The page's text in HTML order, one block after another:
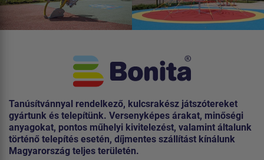
Tanúsítvánnyal rendelkező, kulcsrakész játszótereket
gyártunk és telepítünk. Versenyképes árakat, minőségi
anyagokat, pontos műhelyi kivitelezést, valamint általunk
történő telepítés esetén, díjmentes szállítást kínálunk
Magyarország teljes területén.